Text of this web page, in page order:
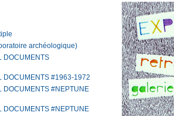
archéologique)
DOCUMENTS
DOCUMENTS #1963-1972
DOCUMENTS #NEPTUNE
DOCUMENTS #NEPTUNE